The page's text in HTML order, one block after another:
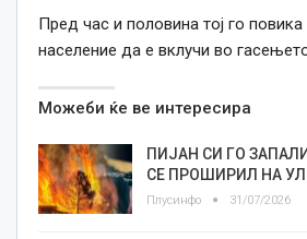
Пред час и половина тој го
население да е вклучи во
Можеби ќе ве интересира
ПИЈАН СИ ГО
СЕ ПРОШИРИЛ НА
Плусинфо 31/07/2026